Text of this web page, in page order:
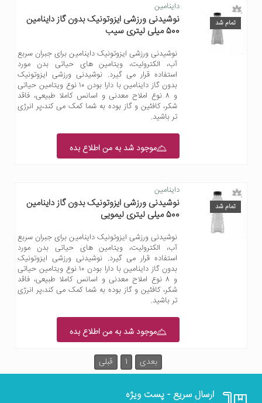
تمام شد
داینامین
نوشیدنی ورزشی ایزوتونیک بدون گاز داینامین
500 میلی لیتری سیب
نوشیدنی ورزشی ایزوتونیک داینامین برای جبران سربع
آب، الکترولیت، ویتامین های حیاتی بدن مورد
استفاده قرار می گیرد. نوشیدنی ورزشی ایزوتونیک
بدون گاز داینامین با دارا بودن ۱۰ نوع ویتامین حیاتی
و ۸ نوع املاح معدنی و اسانس کاملا طبیعی، فاقد
شکر، کافئین و گاز بوده به شما کمک می کند،پر انرژی
تر باشید.
موجود شد به من اطلاع بده
تمام شد
داینامین
نوشیدنی ورزشی ایزوتونیک بدون گاز داینامین
500 میلی لیتری لیمویی
نوشیدنی ورزشی ایزوتونیک داینامین برای جبران سربع
آب، الکترولیت، ویتامین های حیاتی بدن مورد
استفاده قرار می گیرد. نوشیدنی ورزشی ایزوتونیک
بدون گاز داینامین با دارا بودن ۱۰ نوع ویتامین حیاتی
و ۸ نوع املاح معدنی و اسانس کاملا طبیعی، فاقد
شکر، کافئین و گاز بوده به شما کمک می کند،پر انرژی
تر باشید.
موجود شد به من اطلاع بده
قبلی 1 بعدی
ارسال سریع - پست ویژه